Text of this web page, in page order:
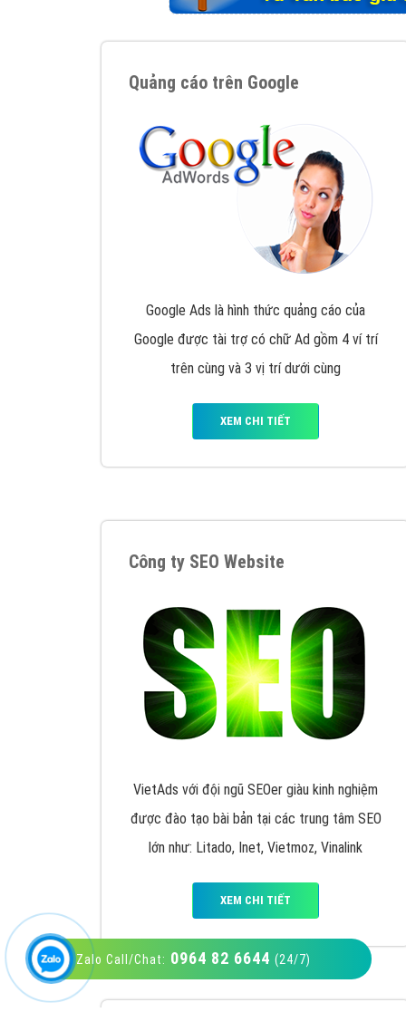
Zalo Call/Chat: 0964 82 6644 (24/7)
Quảng cáo trên Google
Google Ads là hình thức quảng cáo của
Google được tài trợ có chữ Ad gồm 4 ví trí
trên cùng và 3 vị trí dưới cùng
XEM CHI TIẾT
Công ty SEO Website
VietAds với đội ngũ SEOer giàu kinh nghiệm
được đào tạo bài bản tại các trung tâm SEO
lớn như: Litado, Inet, Vietmoz, Vinalink
XEM CHI TIẾT